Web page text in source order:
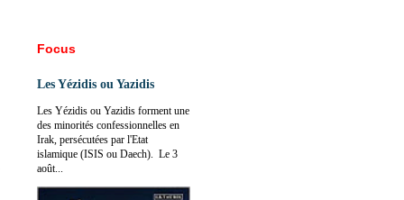
Focus
Les Yézidis ou Yazidis
Les Yézidis ou Yazidis forment une
des minorités confessionnelles en
Irak, persécutées par l'Etat
islamique (ISIS ou Daech). Le 3
août...